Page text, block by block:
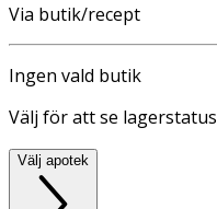
Via butik/recept
Ingen vald butik
Välj för att se lagerstatus
Välj apotek